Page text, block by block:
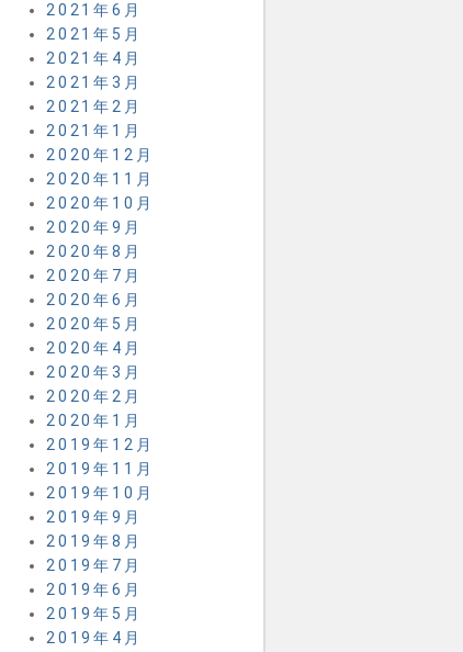
2021年6月
2021年5月
2021年4月
2021年3月
2021年2月
2021年1月
2020年12月
2020年11月
2020年10月
2020年9月
2020年8月
2020年7月
2020年6月
2020年5月
2020年4月
2020年3月
2020年2月
2020年1月
2019年12月
2019年11月
2019年10月
2019年9月
2019年8月
2019年7月
2019年6月
2019年5月
2019年4月